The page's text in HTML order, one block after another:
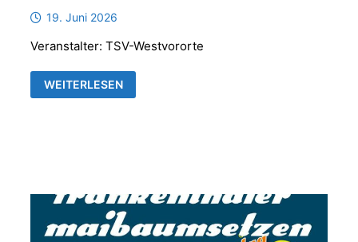
19. Juni 2026
Veranstalter: TSV-Westvororte
SCHEUBENGROBSDORF:
TSV-
WEITERLESEN